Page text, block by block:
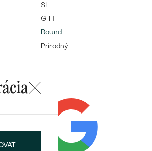
kolekcia
OBJAVIŤ
PREZRIEŤ
SI
G-H
Round
Prírodný